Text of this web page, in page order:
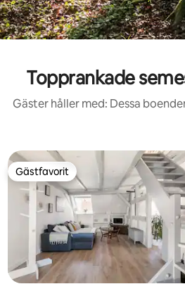
Topprankade
Gäster håller med: Dessa
Gästfavorit
Gästfavorit